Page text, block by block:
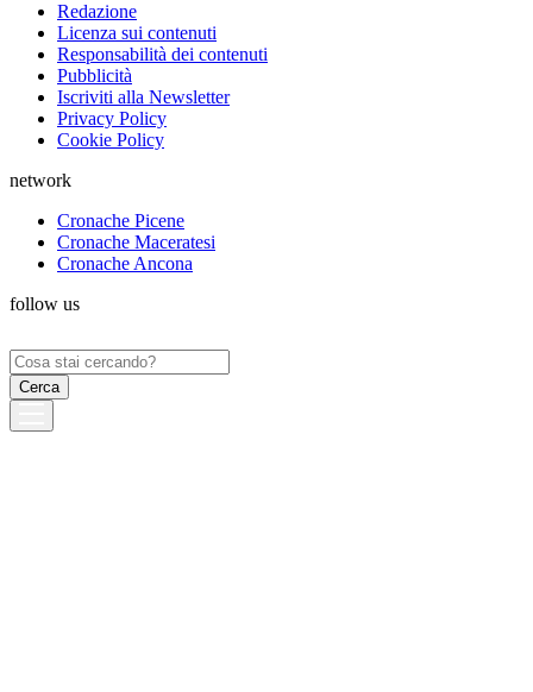
Redazione
Licenza sui contenuti
Responsabilità dei contenuti
Pubblicità
Iscriviti alla Newsletter
Privacy Policy
Cookie Policy
network
Cronache Picene
Cronache Maceratesi
Cronache Ancona
follow us
Ricerca
per: